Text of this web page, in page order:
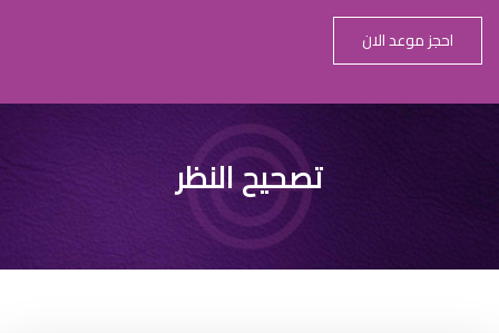
احجز موعد الان
تصحيح النظر